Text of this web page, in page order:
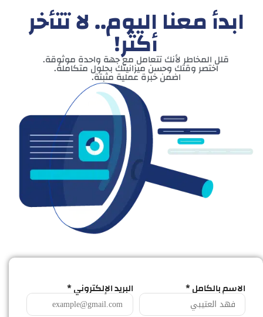
ابدأ معنا اليوم.. لا تتأخر
أكثر!
قلل المخاطر لأنك تتعامل مع جهة واحدة موثوقة.
اختصر وقتك وحسن ميزانيتك بحلول متكاملة.
اضمن خبرة عملية مثبتة.
الاسم بالكامل * البريد الإلكتروني *